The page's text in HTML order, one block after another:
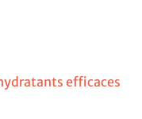
efficaces